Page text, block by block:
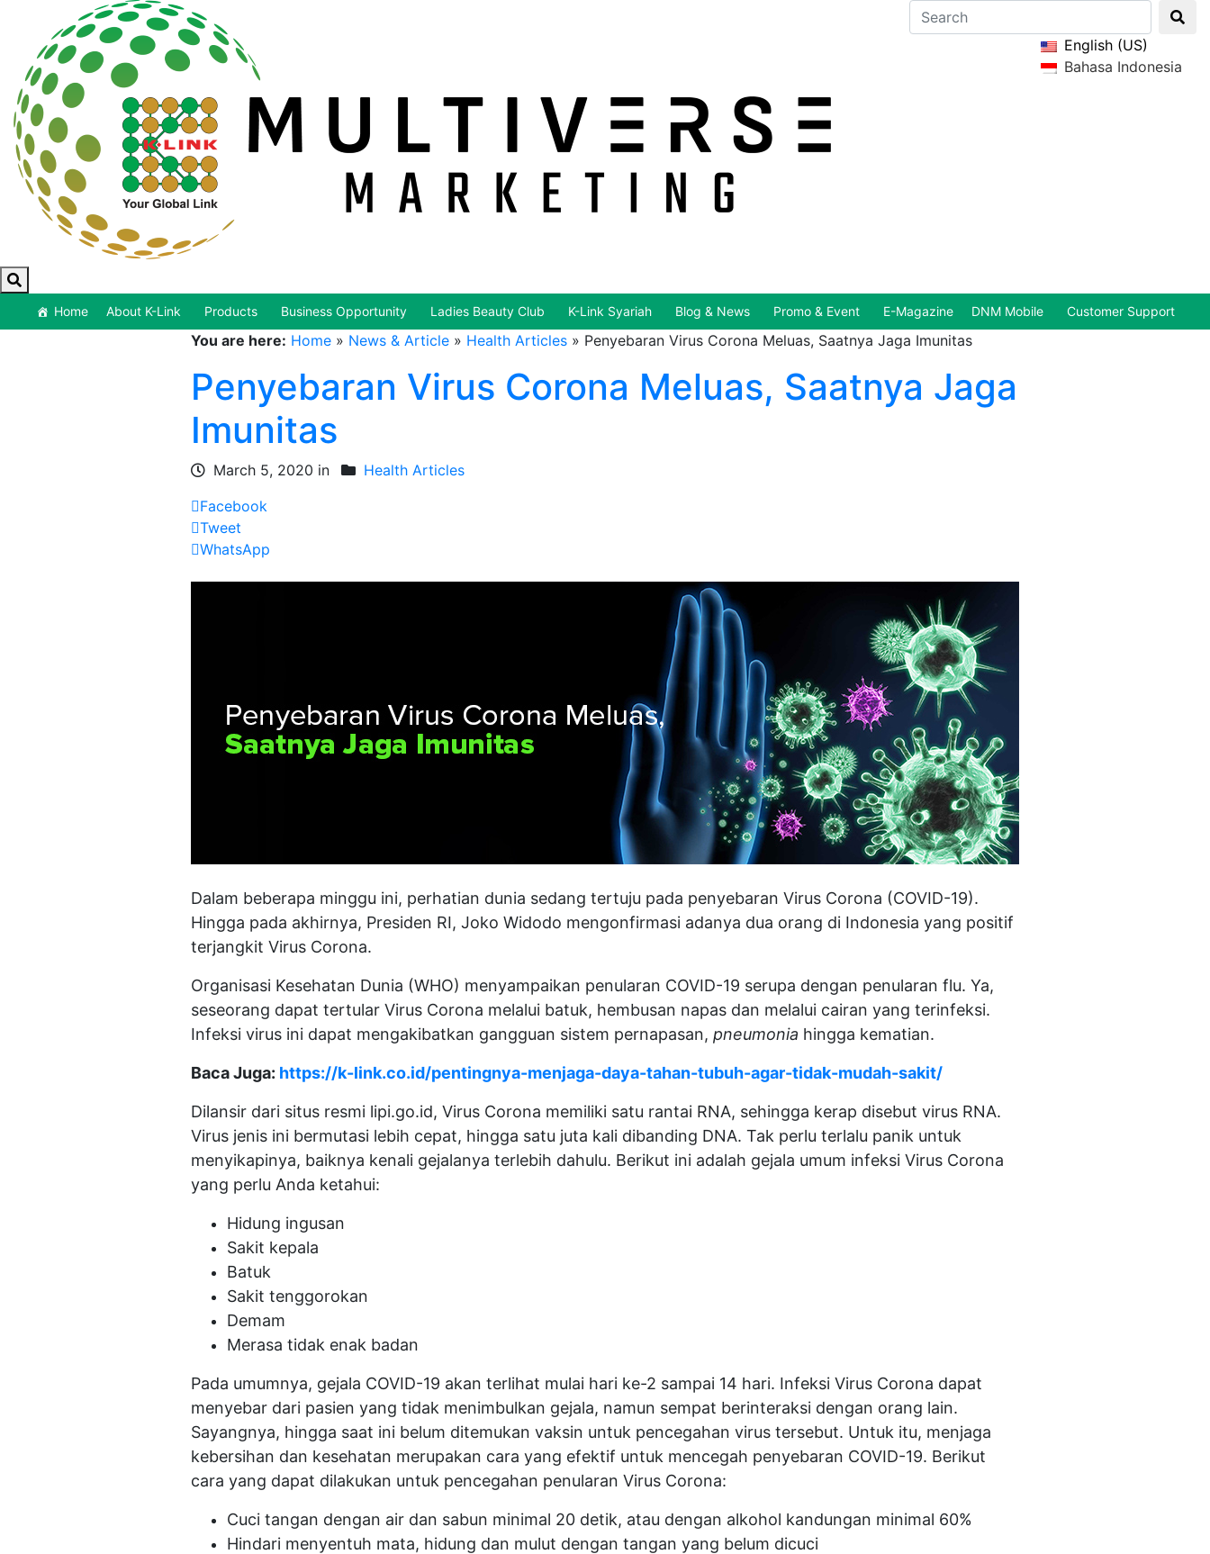
English (US)
Bahasa Indonesia
Home About K-Link Products Business Opportunity Ladies Beauty Club K-Link Syariah Blog & News Promo & Event E-Magazine DNM Mobile Customer Support
You are here: Home » News & Article » Health Articles » Penyebaran Virus Corona Meluas, Saatnya Jaga Imunitas
Penyebaran Virus Corona Meluas, Saatnya Jaga
Imunitas
March 5, 2020 in
Health Articles
Facebook
Tweet
WhatsApp
Dalam beberapa minggu ini, perhatian dunia sedang tertuju pada penyebaran Virus Corona (COVID-19).
Hingga pada akhirnya, Presiden RI, Joko Widodo mengonfirmasi adanya dua orang di Indonesia yang positif
terjangkit Virus Corona.
Organisasi Kesehatan Dunia (WHO) menyampaikan penularan COVID-19 serupa dengan penularan flu. Ya,
seseorang dapat tertular Virus Corona melalui batuk, hembusan napas dan melalui cairan yang terinfeksi.
Infeksi virus ini dapat mengakibatkan gangguan sistem pernapasan, pneumonia hingga kematian.
Baca Juga: https://k-link.co.id/pentingnya-menjaga-daya-tahan-tubuh-agar-tidak-mudah-sakit/
Dilansir dari situs resmi lipi.go.id, Virus Corona memiliki satu rantai RNA, sehingga kerap disebut virus RNA.
Virus jenis ini bermutasi lebih cepat, hingga satu juta kali dibanding DNA. Tak perlu terlalu panik untuk
menyikapinya, baiknya kenali gejalanya terlebih dahulu. Berikut ini adalah gejala umum infeksi Virus Corona
yang perlu Anda ketahui:
Hidung ingusan
Sakit kepala
Batuk
Sakit tenggorokan
Demam
Merasa tidak enak badan
Pada umumnya, gejala COVID-19 akan terlihat mulai hari ke-2 sampai 14 hari. Infeksi Virus Corona dapat
menyebar dari pasien yang tidak menimbulkan gejala, namun sempat berinteraksi dengan orang lain.
Sayangnya, hingga saat ini belum ditemukan vaksin untuk pencegahan virus tersebut. Untuk itu, menjaga
kebersihan dan kesehatan merupakan cara yang efektif untuk mencegah penyebaran COVID-19. Berikut
cara yang dapat dilakukan untuk pencegahan penularan Virus Corona:
Cuci tangan dengan air dan sabun minimal 20 detik, atau dengan alkohol kandungan minimal 60%
Hindari menyentuh mata, hidung dan mulut dengan tangan yang belum dicuci